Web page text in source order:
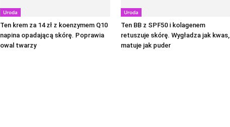
Uroda
Ten krem za 14 zł z koenzymem Q10
napina opadającą skórę. Poprawia
owal twarzy
Uroda
Ten BB z SPF50 i kolagenem
retuszuje skórę. Wygładza jak kwas,
matuje jak puder